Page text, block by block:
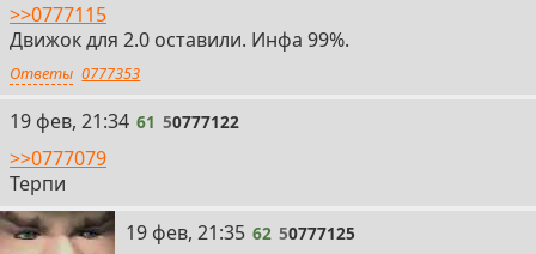
>>0777115
Движок для 2.0 оставили. Инфа 99%.
Ответы 0777353
61
19 фев, 21:34 61 50777122
>>0777079
Терпи
62
19 фев, 21:35 62 50777125